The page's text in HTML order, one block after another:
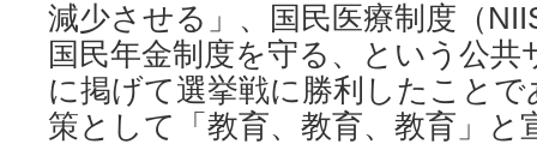
減少させる」、国民医療制度（
国民年金制度を守る、という公共
に掲げて選挙戦に勝利したこと
策として「教育、教育、教育」と